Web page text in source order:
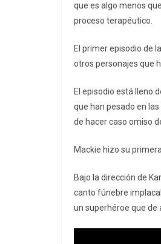
que es algo menos
proceso terapéutico.
El primer episodio de
otros personajes que
El episodio está lleno
que han pesado en
de hacer caso omiso
Mackie hizo su
Bajo la dirección de
canto fúnebre
un superhéroe que de